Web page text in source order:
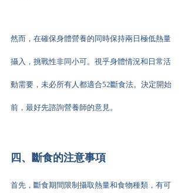
然而，在確保身體營養的同時保持兩日極低熱量
攝入，挑戰性非同小可。視乎身體情況和日常活
動需要，未必所有人都適合52斷食法。決定開始
前，最好先諮詢營養師的意見。
四、斷食的注意事項
首先，斷食期間限制攝取熱量和食物種類，有可